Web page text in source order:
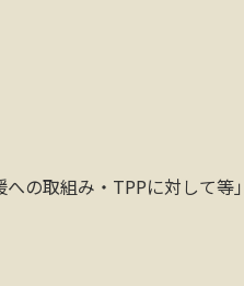
の取組み・TPPに対して等